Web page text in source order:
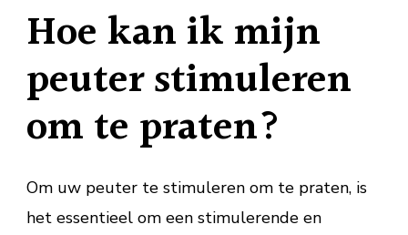
Hoe kan ik mijn
peuter stimuleren
om te praten?
Om uw peuter te stimuleren om te praten, is
het essentieel om een stimulerende en